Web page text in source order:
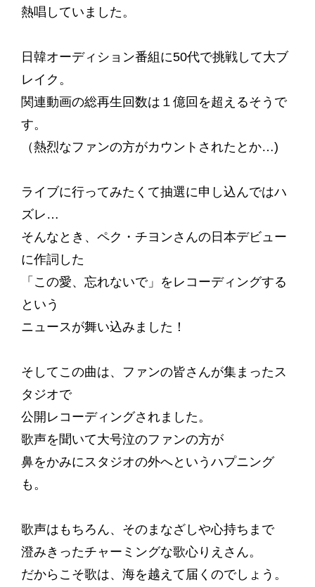
熱唱していました。
日韓オーディション番組に50代で挑戦して大ブ
レイク。
関連動画の総再生回数は１億回を超えるそうで
す。
（熱烈なファンの方がカウントされたとか…)
ライブに行ってみたくて抽選に申し込んではハ
ズレ…
そんなとき、ペク・チヨンさんの日本デビュー
に作詞した
「この愛、忘れないで」をレコーディングする
という
ニュースが舞い込みました！
そしてこの曲は、ファンの皆さんが集まったス
タジオで
公開レコーディングされました。
歌声を聞いて大号泣のファンの方が
鼻をかみにスタジオの外へというハプニング
も。
歌声はもちろん、そのまなざしや心持ちまで
澄みきったチャーミングな歌心りえさん。
だからこそ歌は、海を越えて届くのでしょう。